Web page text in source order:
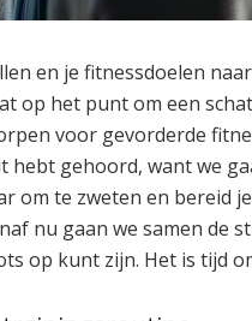
en je fitnessdoelen
op het punt om een
voor gevorderde
hebt gehoord, want we
om te zweten en
nu gaan we samen de
op kunt zijn. Het is tijd